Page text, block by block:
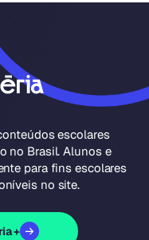
escolares
no Brasil. Alunos e
para fins escolares
no site.
+